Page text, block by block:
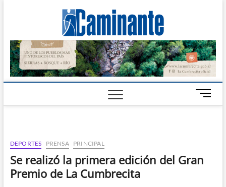
Digital
CALAMUCHITA
B
o
e
DEPORTES PRENSA PRINCIPAL
Se realizó la primera edición del Gran
Premio de La Cumbrecita